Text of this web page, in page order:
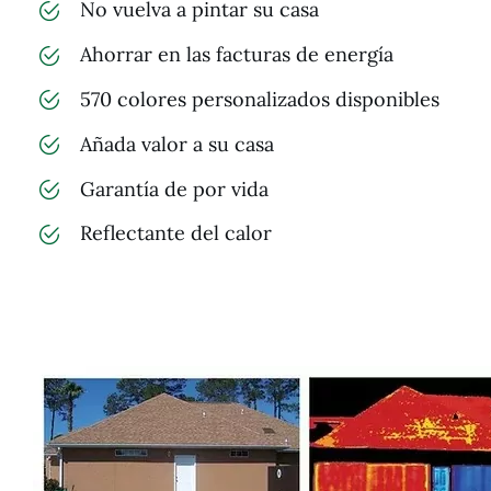
No vuelva a pintar su casa
Ahorrar en las facturas de energía
570 colores personalizados disponibles
Añada valor a su casa
Garantía de por vida
Reflectante del calor